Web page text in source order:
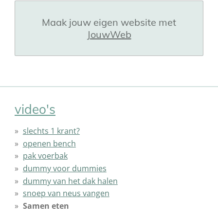
Maak jouw eigen website met
JouwWeb
video's
slechts 1 krant?
openen bench
pak voerbak
dummy voor dummies
dummy van het dak halen
snoep van neus vangen
Samen eten